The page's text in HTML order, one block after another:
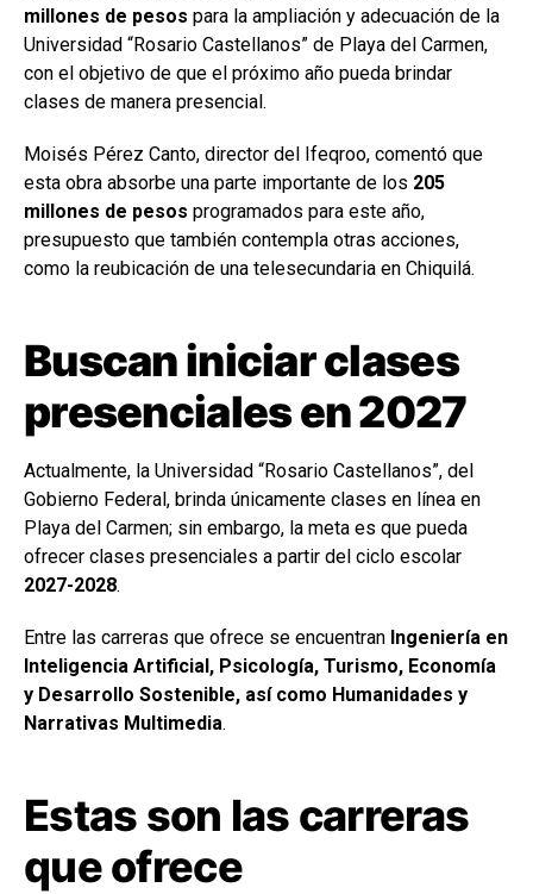
millones de pesos para la ampliación y adecuación de la
Universidad “Rosario Castellanos” de Playa del Carmen,
con el objetivo de que el próximo año pueda brindar
clases de manera presencial.
Moisés Pérez Canto, director del Ifeqroo, comentó que
esta obra absorbe una parte importante de los 205
millones de pesos programados para este año,
presupuesto que también contempla otras acciones,
como la reubicación de una telesecundaria en Chiquilá.
Buscan iniciar clases
presenciales en 2027
Actualmente, la Universidad “Rosario Castellanos”, del
Gobierno Federal, brinda únicamente clases en línea en
Playa del Carmen; sin embargo, la meta es que pueda
ofrecer clases presenciales a partir del ciclo escolar
2027-2028.
Entre las carreras que ofrece se encuentran Ingeniería en
Inteligencia Artificial, Psicología, Turismo, Economía
y Desarrollo Sostenible, así como Humanidades y
Narrativas Multimedia.
Estas son las carreras
que ofrece